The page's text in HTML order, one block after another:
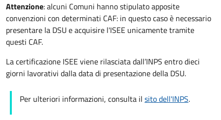
Attenzione: alcuni Comuni hanno stipulato apposite
convenzioni con determinati CAF: in questo caso è necessario
presentare la DSU e acquisire l'ISEE unicamente tramite
questi CAF.
La certificazione ISEE viene rilasciata dall’INPS entro dieci
giorni lavorativi dalla data di presentazione della DSU.
Per ulteriori informazioni, consulta il sito dell'INPS.